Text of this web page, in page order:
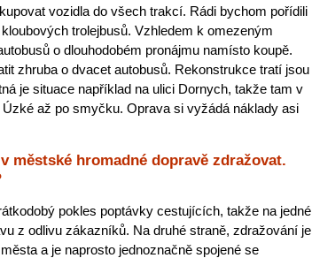
vozidla do všech trakcí. Rádi bychom pořídili
trolejbusů. Vzhledem k omezeným
o dlouhodobém pronájmu namísto koupě.
zhruba o dvacet autobusů. Rekonstrukce tratí jsou
je situace například na ulici Dornych, takže tam v
až po smyčku. Oprava si vyžádá náklady asi
městské hromadné dopravě zdražovat.
pokles poptávky cestujících, takže na jedné
z odlivu zákazníků. Na druhé straně, zdražování je
a je naprosto jednoznačně spojené se